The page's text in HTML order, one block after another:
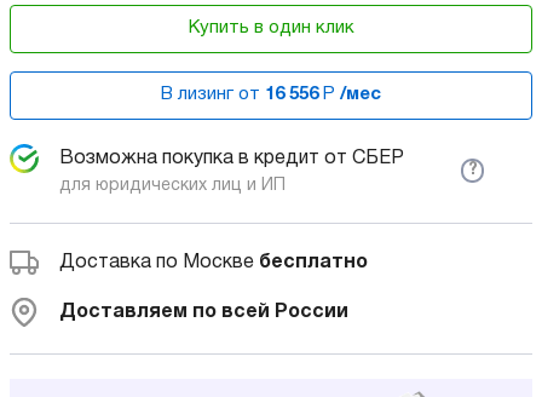
Купить в один клик
В лизинг от 16 556 Р /мес
Возможна покупка в кредит от СБЕР
для юридических лиц и ИП
?
Доставка по Москве бесплатно
Доставляем по всей России